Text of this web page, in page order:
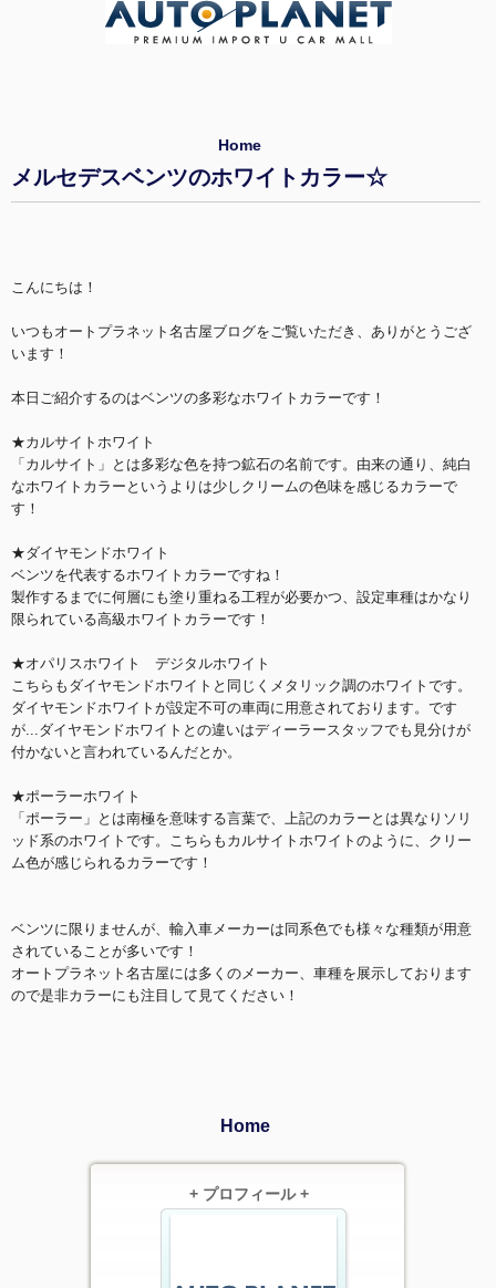
+ プロフィール +
Home
メルセデスベンツのホワイトカラー☆
こんにちは！
いつもオートプラネット名古屋ブログをご覧いただき、ありがとうござ
います！
本日ご紹介するのはベンツの多彩なホワイトカラーです！
★カルサイトホワイト
「カルサイト」とは多彩な色を持つ鉱石の名前です。由来の通り、純白
なホワイトカラーというよりは少しクリームの色味を感じるカラーで
す！
★ダイヤモンドホワイト
ベンツを代表するホワイトカラーですね！
製作するまでに何層にも塗り重ねる工程が必要かつ、設定車種はかなり
限られている高級ホワイトカラーです！
★オパリスホワイト デジタルホワイト
こちらもダイヤモンドホワイトと同じくメタリック調のホワイトです。
ダイヤモンドホワイトが設定不可の車両に用意されております。です
が...ダイヤモンドホワイトとの違いはディーラースタッフでも見分けが
付かないと言われているんだとか。
★ポーラーホワイト
「ポーラー」とは南極を意味する言葉で、上記のカラーとは異なりソリ
ッド系のホワイトです。こちらもカルサイトホワイトのように、クリー
ム色が感じられるカラーです！
ベンツに限りませんが、輸入車メーカーは同系色でも様々な種類が用意
されていることが多いです！
オートプラネット名古屋には多くのメーカー、車種を展示しております
ので是非カラーにも注目して見てください！
Home